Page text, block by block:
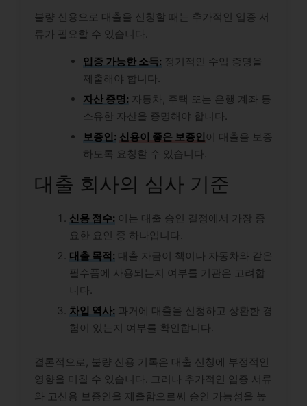
불량 신용으로 대출을 신청할 때는 추가적인 입증 서
류가 필요할 수 있습니다.
입증 가능한 소득: 정기적인 수입 증명을
제출해야 합니다.
자산 증명: 자동차, 주택 또는 은행 계좌 등
소유한 자산을 증명해야 합니다.
보증인: 신용이 좋은 보증인 이 대출을 보증
하도록 요청할 수 있습니다.
대출 회사의 심사 기준
신용 점수: 이는 대출 승인 결정에서 가장 중
요한 요인 중 하나입니다.
대출 목적: 대출 자금이 책이나 자동차와 같은
필수품에 사용되는지 여부를 기관은 고려합
니다.
차입 역사: 과거에 대출을 신청하고 상환한 경
험이 있는지 여부를 확인합니다.
결론적으로, 불량 신용 기록은 대출 신청에 부정적인
영향을 미칠 수 있습니다. 그러나 추가적인 입증 서류
와 고신용 보증인을 제출함으로써 승인 가능성을 높